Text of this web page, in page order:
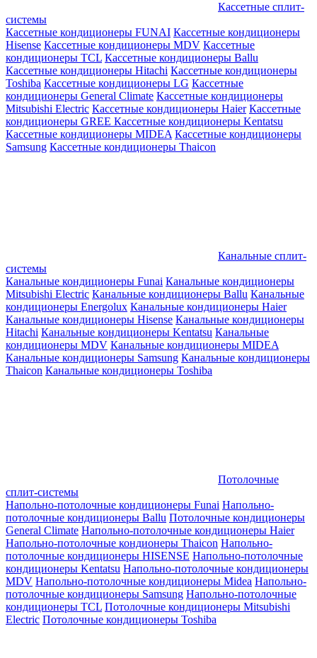
Кассетные сплит-
системы
Кассетные кондиционеры FUNAI Кассетные кондиционеры
Hisense Кассетные кондиционеры MDV Кассетные
кондиционеры TCL Кассетные кондиционеры Ballu
Кассетные кондиционеры Hitachi Кассетные кондиционеры
Toshiba Кассетные кондиционеры LG Кассетные
кондиционеры General Climate Кассетные кондиционеры
Mitsubishi Electric Кассетные кондиционеры Haier Кассетные
кондиционеры GREE Кассетные кондиционеры Kentatsu
Кассетные кондиционеры MIDEA Кассетные кондиционеры
Samsung Кассетные кондиционеры Thaicon
Канальные сплит-
системы
Канальные кондиционеры Funai Канальные кондиционеры
Mitsubishi Electric Канальные кондиционеры Ballu Канальные
кондиционеры Energolux Канальные кондиционеры Haier
Канальные кондиционеры Hisense Канальные кондиционеры
Hitachi Канальные кондиционеры Kentatsu Канальные
кондиционеры MDV Канальные кондиционеры MIDEA
Канальные кондиционеры Samsung Канальные кондиционеры
Thaicon Канальные кондиционеры Toshiba
Потолочные
сплит-системы
Напольно-потолочные кондиционеры Funai Напольно-
потолочные кондиционеры Ballu Потолочные кондиционеры
General Climate Напольно-потолочные кондиционеры Haier
Напольно-потолочные кондионеры Thaicon Напольно-
потолочные кондиционеры HISENSE Напольно-потолочные
кондиционеры Kentatsu Напольно-потолочные кондиционеры
MDV Напольно-потолочные кондиционеры Midea Напольно-
потолочные кондиционеры Samsung Напольно-потолочные
кондиционеры TCL Потолочные кондиционеры Mitsubishi
Electric Потолочные кондиционеры Toshiba